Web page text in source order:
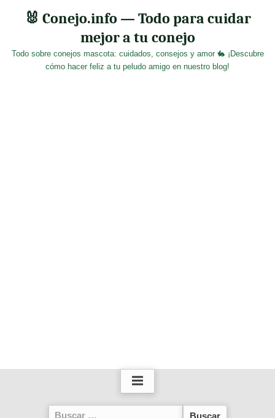
🐰 Conejo.info — Todo para cuidar
mejor a tu conejo
Todo sobre conejos mascota: cuidados, consejos y amor 🐇 ¡Descubre
cómo hacer feliz a tu peludo amigo en nuestro blog!
Buscar: